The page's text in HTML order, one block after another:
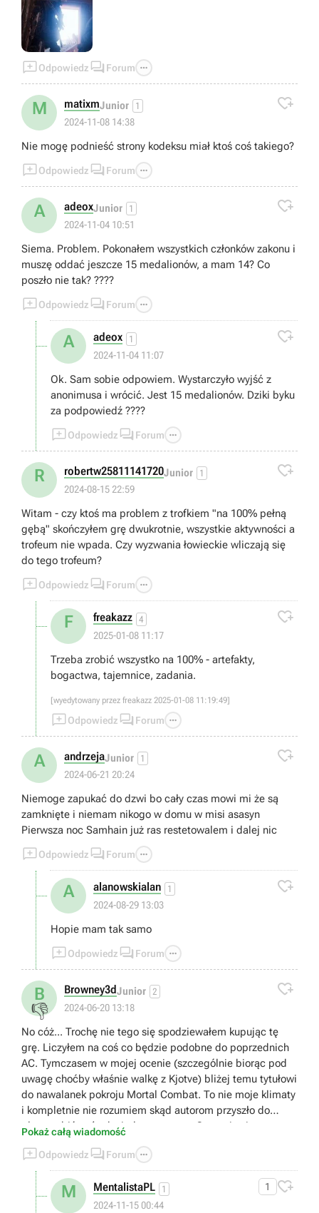
Odpowiedz  Forum 
M matixmJunior 1
2024-11-08 14:38

Nie mogę podnieść strony kodeksu miał ktoś coś takiego?
Odpowiedz  Forum 
A adeoxJunior 1
2024-11-04 10:51

Siema. Problem. Pokonałem wszystkich członków zakonu i
muszę oddać jeszcze 15 medalionów, a mam 14? Co
poszło nie tak? ????
Odpowiedz  Forum 
A adeox 1
2024-11-04 11:07

Ok. Sam sobie odpowiem. Wystarczyło wyjść z
anonimusa i wrócić. Jest 15 medalionów. Dziki byku
za podpowiedź ????
Odpowiedz  Forum 
R robertw25811141720Junior 1
2024-08-15 22:59

Witam - czy ktoś ma problem z trofkiem "na 100% pełną
gębą" skończyłem grę dwukrotnie, wszystkie aktywności a
trofeum nie wpada. Czy wyzwania łowieckie wliczają się
do tego trofeum?
Odpowiedz  Forum 
F freakazz 4
2025-01-08 11:17

Trzeba zrobić wszystko na 100% - artefakty,
bogactwa, tajemnice, zadania.
[wyedytowany przez freakazz 2025-01-08 11:19:49]
Odpowiedz  Forum 
A andrzejaJunior 1
2024-06-21 20:24

Niemoge zapukać do dzwi bo cały czas mowi mi że są
zamknięte i niemam nikogo w domu w misi asasyn
Pierwsza noc Samhain już ras restetowalem i dalej nic
Odpowiedz  Forum 
A alanowskialan 1
2024-08-29 13:03

Hopie mam tak samo
Odpowiedz  Forum 
B
👎
Browney3dJunior 2
2024-06-20 13:18

No cóż... Trochę nie tego się spodziewałem kupując tę
grę. Liczyłem na coś co będzie podobne do poprzednich
AC. Tymczasem w mojej ocenie (szczególnie biorąc pod
uwagę choćby właśnie walkę z Kjotve) bliżej temu tytułowi
do nawalanek pokroju Mortal Combat. To nie moje klimaty
i kompletnie nie rozumiem skąd autorom przyszło do
głowy robić coś tak niedorzecznego. Gra staje się przez to
(przynajmniej dla mnie) kompletnie niegrywalna i
zwyczajnie... nudna. Bo jak się domyślam rozwój postaci
uzależniony jest od tej konkretnej walki. Bez przejścia tego
bossa można zapomnieć o dalszej progresji. Czyli... Moja
przygoda z tym tytułem tutaj się kończy. Dziękuję.
Pokaż całą wiadomość
Odpowiedz  Forum 
M MentalistaPL 1
2024-11-15 00:44
1 